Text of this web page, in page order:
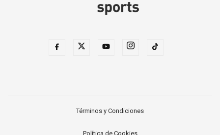
Términos y Condiciones
Política de Cookies